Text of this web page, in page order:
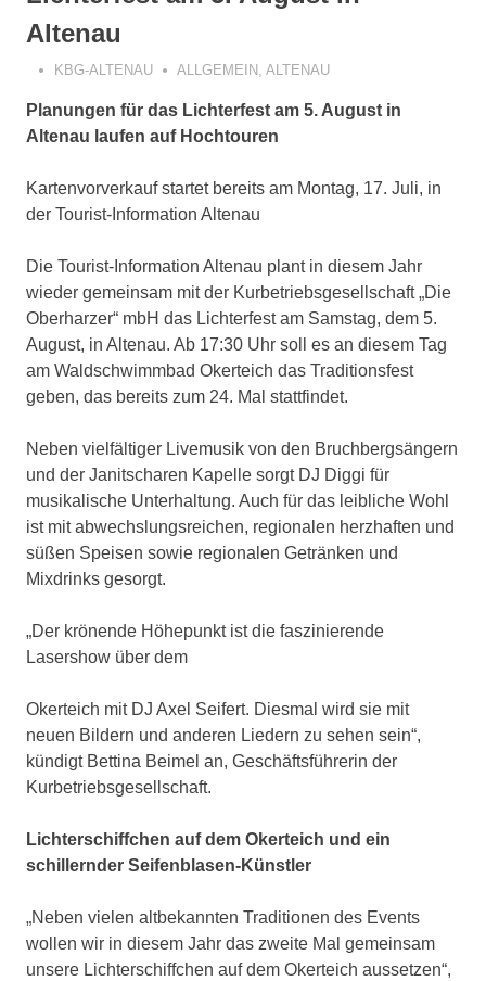
Altenau
KBG-ALTENAU ALLGEMEIN , ALTENAU
Planungen für das Lichterfest am 5. August in
Altenau laufen auf Hochtouren
Kartenvorverkauf startet bereits am Montag, 17. Juli, in
der Tourist-Information Altenau
Die Tourist-Information Altenau plant in diesem Jahr
wieder gemeinsam mit der Kurbetriebsgesellschaft „Die
Oberharzer“ mbH das Lichterfest am Samstag, dem 5.
August, in Altenau. Ab 17:30 Uhr soll es an diesem Tag
am Waldschwimmbad Okerteich das Traditionsfest
geben, das bereits zum 24. Mal stattfindet.
Neben vielfältiger Livemusik von den Bruchbergsängern
und der Janitscharen Kapelle sorgt DJ Diggi für
musikalische Unterhaltung. Auch für das leibliche Wohl
ist mit abwechslungsreichen, regionalen herzhaften und
süßen Speisen sowie regionalen Getränken und
Mixdrinks gesorgt.
„Der krönende Höhepunkt ist die faszinierende
Lasershow über dem
Okerteich mit DJ Axel Seifert. Diesmal wird sie mit
neuen Bildern und anderen Liedern zu sehen sein“,
kündigt Bettina Beimel an, Geschäftsführerin der
Kurbetriebsgesellschaft.
Lichterschiffchen auf dem Okerteich und ein
schillernder Seifenblasen-Künstler
„Neben vielen altbekannten Traditionen des Events
wollen wir in diesem Jahr das zweite Mal gemeinsam
unsere Lichterschiffchen auf dem Okerteich aussetzen“,